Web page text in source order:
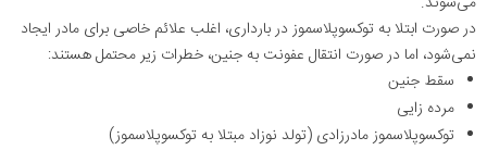
در صورت ابتلا به توکسوپلاسموز در بارداری، اغلب علائم خاصی برای مادر ایجاد
نمی‌شود، اما در صورت انتقال عفونت به جنین، خطرات زیر محتمل هستند:
سقط جنین
مرده زایی
توکسوپلاسموز مادرزادی (تولد نوزاد مبتلا به توکسوپلاسموز)